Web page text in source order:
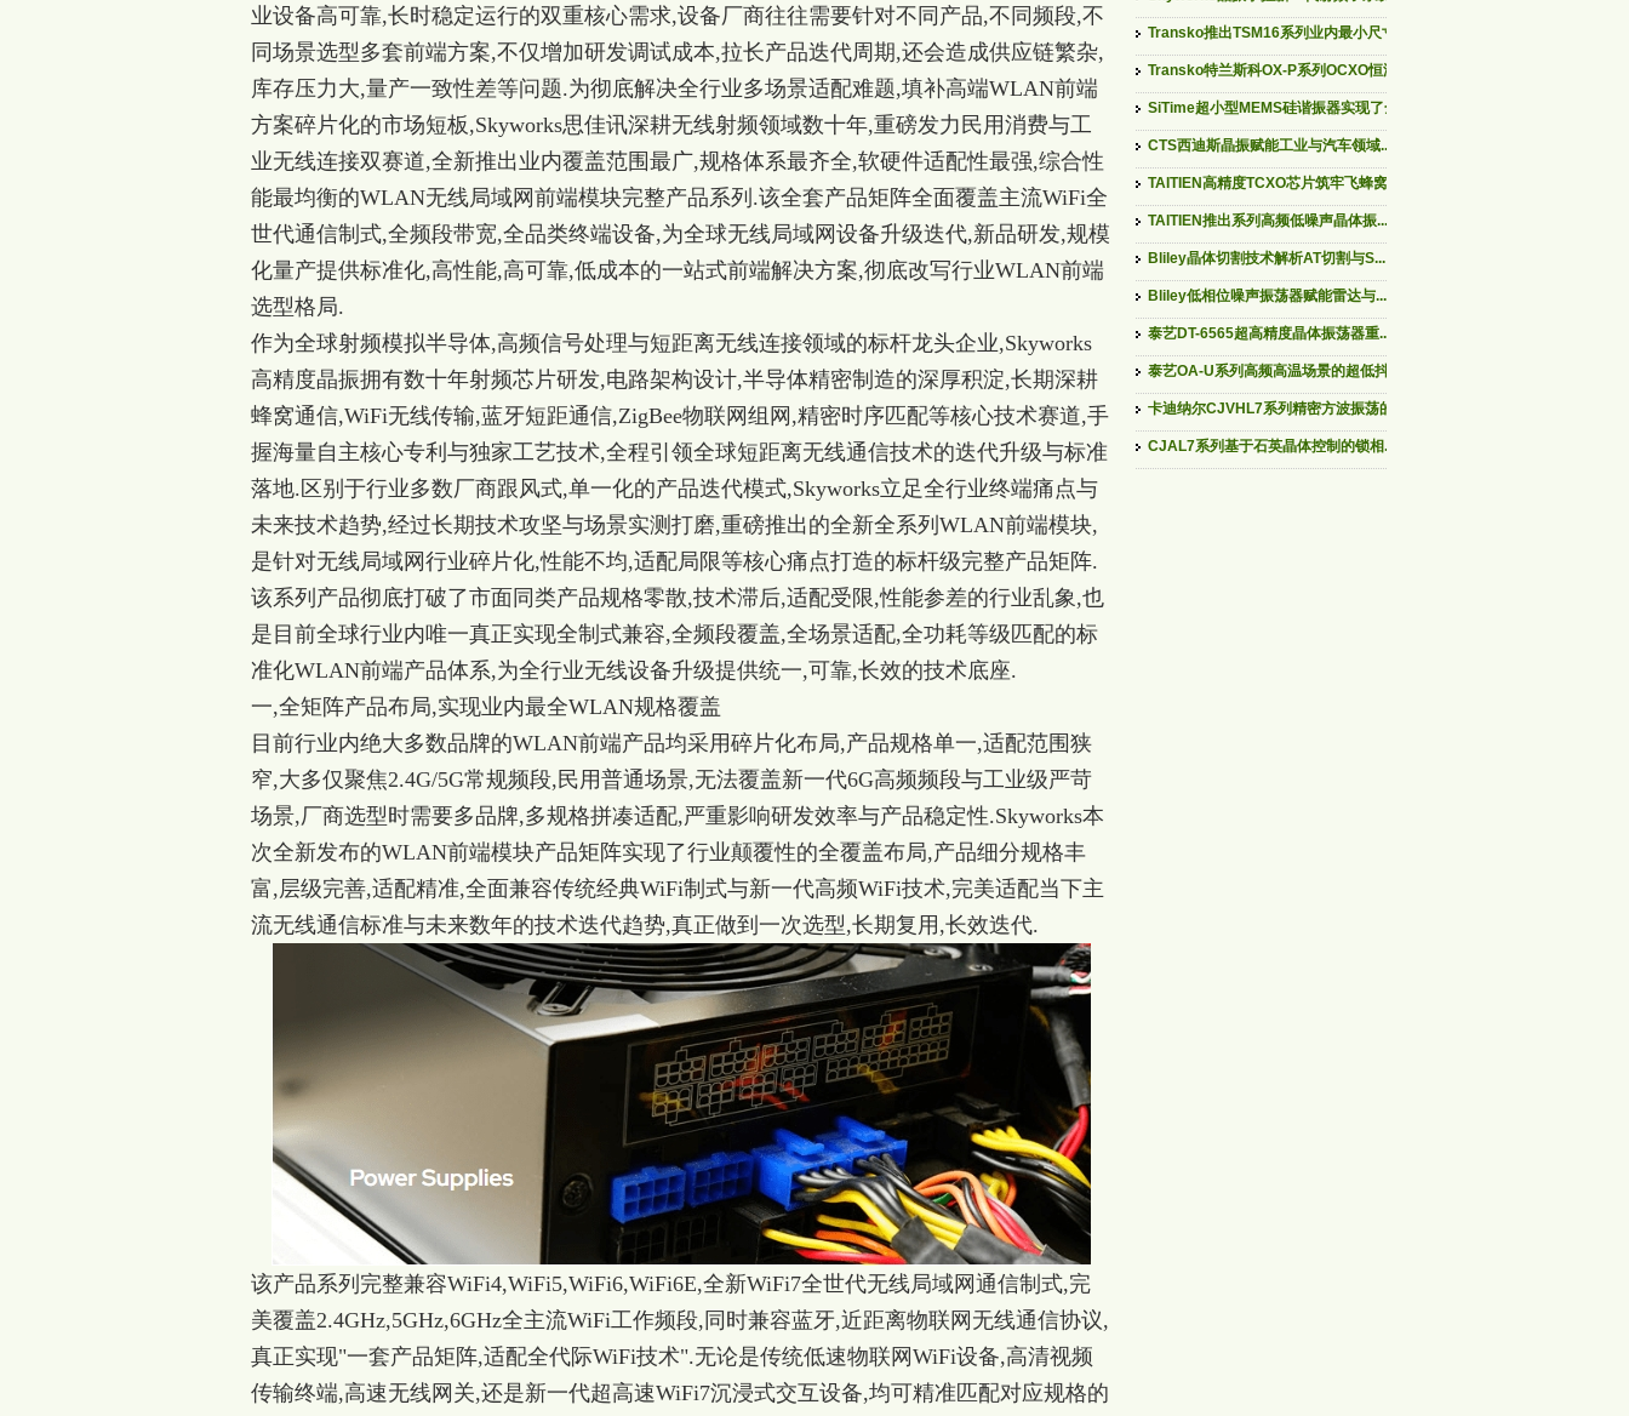
Transko推出TSM16系列业内最小尺寸...
Transko特兰斯科OX-P系列OCXO恒温...
SiTime超小型MEMS硅谐振器实现了全...
CTS西迪斯晶振赋能工业与汽车领域...
TAITIEN高精度TCXO芯片筑牢飞蜂窝...
TAITIEN推出系列高频低噪声晶体振...
Bliley晶体切割技术解析AT切割与S...
Bliley低相位噪声振荡器赋能雷达与...
泰艺DT-6565超高精度晶体振荡器重...
泰艺OA-U系列高频高温场景的超低抖...
卡迪纳尔CJVHL7系列精密方波振荡的...
CJAL7系列基于石英晶体控制的锁相...
业设备高可靠,长时稳定运行的双重核心需求,设备厂商往往需要针对不同产品,不同频段,不
同场景选型多套前端方案,不仅增加研发调试成本,拉长产品迭代周期,还会造成供应链繁杂,
库存压力大,量产一致性差等问题.为彻底解决全行业多场景适配难题,填补高端WLAN前端
方案碎片化的市场短板,Skyworks思佳讯深耕无线射频领域数十年,重磅发力民用消费与工
业无线连接双赛道,全新推出业内覆盖范围最广,规格体系最齐全,软硬件适配性最强,综合性
能最均衡的WLAN无线局域网前端模块完整产品系列.该全套产品矩阵全面覆盖主流WiFi全
世代通信制式,全频段带宽,全品类终端设备,为全球无线局域网设备升级迭代,新品研发,规模
化量产提供标准化,高性能,高可靠,低成本的一站式前端解决方案,彻底改写行业WLAN前端
选型格局.
作为全球射频模拟半导体,高频信号处理与短距离无线连接领域的标杆龙头企业,Skyworks
高精度晶振拥有数十年射频芯片研发,电路架构设计,半导体精密制造的深厚积淀,长期深耕
蜂窝通信,WiFi无线传输,蓝牙短距通信,ZigBee物联网组网,精密时序匹配等核心技术赛道,手
握海量自主核心专利与独家工艺技术,全程引领全球短距离无线通信技术的迭代升级与标准
落地.区别于行业多数厂商跟风式,单一化的产品迭代模式,Skyworks立足全行业终端痛点与
未来技术趋势,经过长期技术攻坚与场景实测打磨,重磅推出的全新全系列WLAN前端模块,
是针对无线局域网行业碎片化,性能不均,适配局限等核心痛点打造的标杆级完整产品矩阵.
该系列产品彻底打破了市面同类产品规格零散,技术滞后,适配受限,性能参差的行业乱象,也
是目前全球行业内唯一真正实现全制式兼容,全频段覆盖,全场景适配,全功耗等级匹配的标
准化WLAN前端产品体系,为全行业无线设备升级提供统一,可靠,长效的技术底座.
一,全矩阵产品布局,实现业内最全WLAN规格覆盖
目前行业内绝大多数品牌的WLAN前端产品均采用碎片化布局,产品规格单一,适配范围狭
窄,大多仅聚焦2.4G/5G常规频段,民用普通场景,无法覆盖新一代6G高频频段与工业级严苛
场景,厂商选型时需要多品牌,多规格拼凑适配,严重影响研发效率与产品稳定性.Skyworks本
次全新发布的WLAN前端模块产品矩阵实现了行业颠覆性的全覆盖布局,产品细分规格丰
富,层级完善,适配精准,全面兼容传统经典WiFi制式与新一代高频WiFi技术,完美适配当下主
流无线通信标准与未来数年的技术迭代趋势,真正做到一次选型,长期复用,长效迭代.
该产品系列完整兼容WiFi4,WiFi5,WiFi6,WiFi6E,全新WiFi7全世代无线局域网通信制式,完
美覆盖2.4GHz,5GHz,6GHz全主流WiFi工作频段,同时兼容蓝牙,近距离物联网无线通信协议,
真正实现"一套产品矩阵,适配全代际WiFi技术".无论是传统低速物联网WiFi设备,高清视频
传输终端,高速无线网关,还是新一代超高速WiFi7沉浸式交互设备,均可精准匹配对应规格的